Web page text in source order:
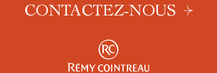
CONTACTEZ-NOUS